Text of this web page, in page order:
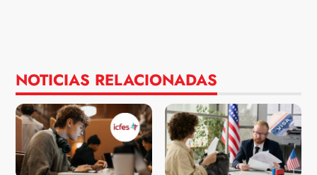
NOTICIAS RELACIONADAS